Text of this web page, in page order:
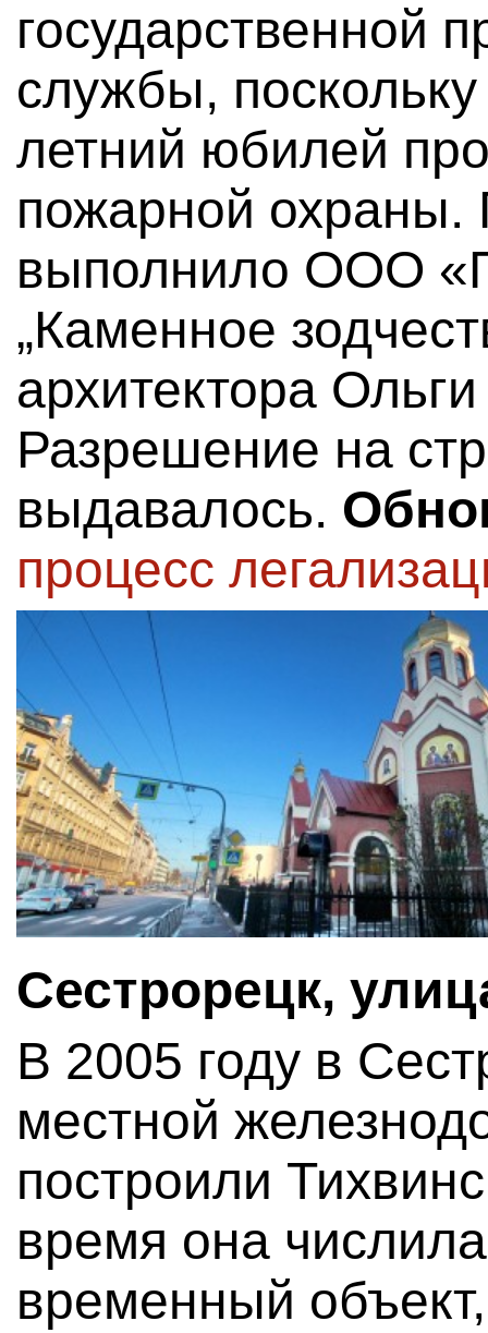
государственной
службы,
летний юбилей
пожарной охраны.
выполнило ООО
„Каменное
архитектора
Разрешение на
выдавалось.
процесс
Сестрорецк,
В 2005 году в
местной
построили
время она
временный